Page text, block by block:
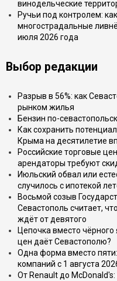
винодельческие
Ручьи под контролем:
многострадальные
июля 2026 года
Выбор редакции
Разрыв в 56%: как
рынком жилья
Бензин по-
Как сохранить
Крыма на десятилетие
Российские торговые
арендаторы требуют
Июльский обвал или
случилось с ипотекой
Восьмой созыв
Севастополь считает,
ждёт от девятого
Цепочка вместо
цен даёт Севастополю?
Одна форма вместо
компаний с 1 августа
От Renault до